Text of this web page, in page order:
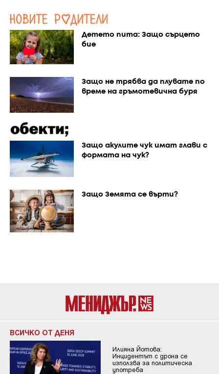
Детето пита: Защо сърцето
бие
Защо не трябва да плувате по
време на гръмотевична буря
Защо акулите чук имат глави с
формата на чук?
Защо Земята се върти?
ВСИЧКО ОТ ДЕНЯ
Илияна Йотова:
Инцидентът с дрона се
използва за политическа
употреба